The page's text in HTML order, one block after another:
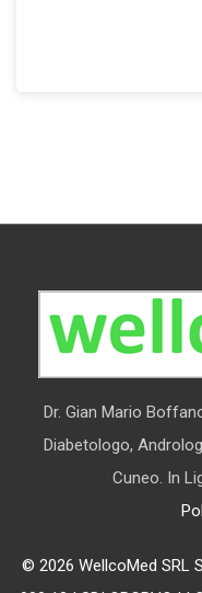
Dr. Gian Mario
Diabetologo,
Cuneo. In
© 2026 WellcoMed SRL